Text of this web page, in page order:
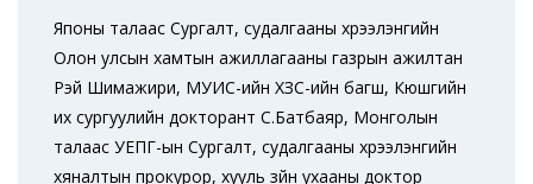
Японы талаас Сургалт, судалгааны хүрээлэнгийн
Олон улсын хамтын ажиллагааны газрын ажилтан
Рэй Шимажири, МУИС-ийн ХЗС-ийн багш, Кюүшүгийн
их сургуулийн докторант С.Батбаяр, Монголын
талаас УЕПГ-ын Сургалт, судалгааны хүрээлэнгийн
хяналтын прокурор, хууль зүйн ухааны доктор